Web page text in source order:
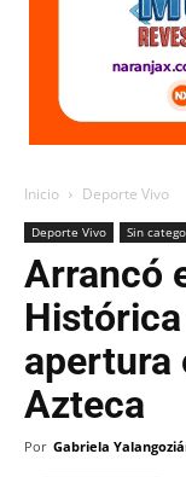
Inicio Deporte Vivo
Deporte Vivo Sin
Arrancó
apertura
Azteca
Por Gabriela